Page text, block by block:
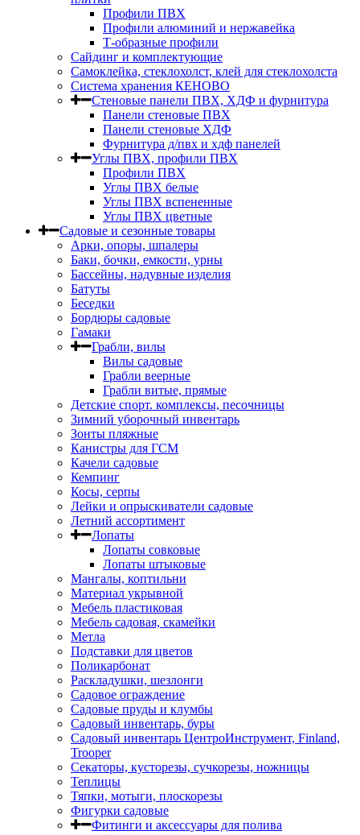
Профили ПВХ
Профили алюминий и нержавейка
Т-образные профили
Сайдинг и комплектующие
Самоклейка, стеклохолст, клей для стеклохолста
Система хранения КЕНОВО
Стеновые панели ПВХ, ХДФ и фурнитура
Панели стеновые ПВХ
Панели стеновые ХДФ
Фурнитура д/пвх и хдф панелей
Углы ПВХ, профили ПВХ
Профили ПВХ
Углы ПВХ белые
Углы ПВХ вспененные
Углы ПВХ цветные
Садовые и сезонные товары
Арки, опоры, шпалеры
Баки, бочки, емкости, урны
Бассейны, надувные изделия
Батуты
Беседки
Бордюры садовые
Гамаки
Грабли, вилы
Вилы садовые
Грабли веерные
Грабли витые, прямые
Детские спорт. комплексы, песочницы
Зимний уборочный инвентарь
Зонты пляжные
Канистры для ГСМ
Качели садовые
Кемпинг
Косы, серпы
Лейки и опрыскиватели садовые
Летний ассортимент
Лопаты
Лопаты совковые
Лопаты штыковые
Мангалы, коптильни
Материал укрывной
Мебель пластиковая
Мебель садовая, скамейки
Метла
Подставки для цветов
Поликарбонат
Раскладушки, шезлонги
Садовое ограждение
Садовые пруды и клумбы
Садовый инвентарь, буры
Садовый инвентарь ЦентроИнструмент, Finland,
Trooper
Секаторы, кусторезы, сучкорезы, ножницы
Теплицы
Тяпки, мотыги, плоскорезы
Фигурки садовые
Фитинги и аксессуары для полива